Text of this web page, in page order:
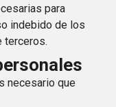
para
indebido de los
terceros.
necesario que